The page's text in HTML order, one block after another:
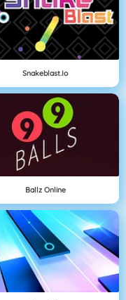
Snakeblast.io
Ballz Online